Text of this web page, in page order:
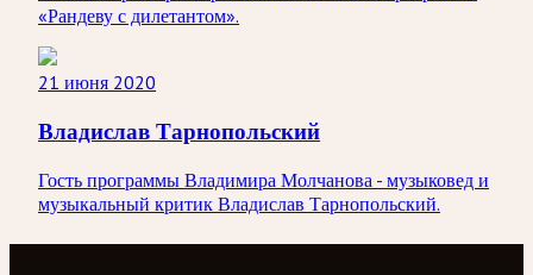
«Рандеву с дилетантом».
21 июня 2020
Владислав Тарнопольский
Гость программы Владимира Молчанова - музыковед и
музыкальный критик Владислав Тарнопольский.